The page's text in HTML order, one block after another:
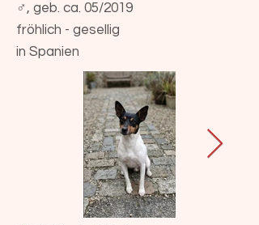
♂, geb. ca. 05/2019
fröhlich - gesellig
in Spanien